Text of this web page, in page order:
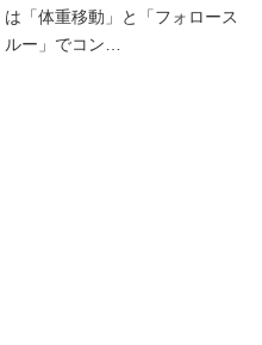
は「体重移動」と「フォロース
ルー」でコン…